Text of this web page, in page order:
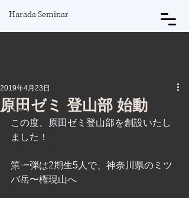
Harada Seminar
記事一覧
原田将
原田ゼミ1期生
原田ゼミ3期生
原田ゼミ4期生
原田ゼミ 登山部 始動
2019年4月23日
この度、原田ゼミ登山部を創設いたし
ました！
第一弾は2期生5人で、神奈川県のミツ
バ岳〜権現山へ